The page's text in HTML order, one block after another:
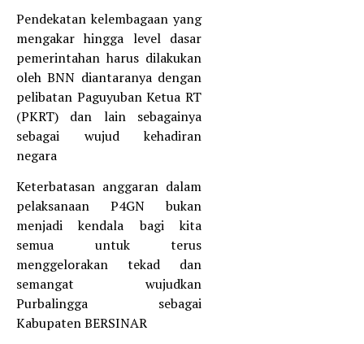
Pendekatan kelembagaan yang
mengakar hingga level dasar
pemerintahan harus dilakukan
oleh BNN diantaranya dengan
pelibatan Paguyuban Ketua RT
(PKRT) dan lain sebagainya
sebagai wujud kehadiran
negara
Keterbatasan anggaran dalam
pelaksanaan P4GN bukan
menjadi kendala bagi kita
semua untuk terus
menggelorakan tekad dan
semangat wujudkan
Purbalingga sebagai
Kabupaten BERSINAR